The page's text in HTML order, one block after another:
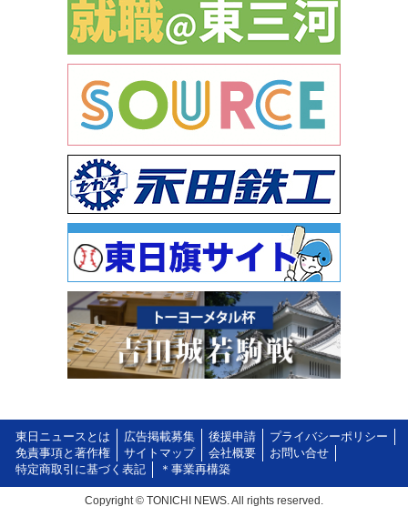
東日ニュースとは 広告掲載募集 後援申請
プライバシーポリシー
免責事項と著作権
サイトマップ 会社概要
お問い合せ
特定商取引に基づく表記
＊事業再構築
Copyright © TONICHI NEWS. All rights reserved.